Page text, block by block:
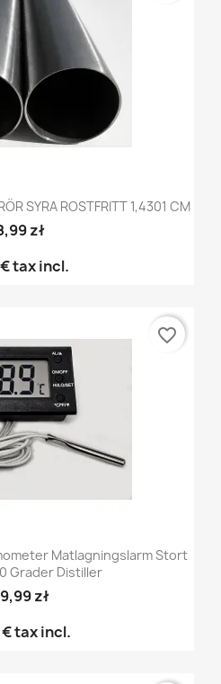
SYRA ROSTFRITT 1,4301 CM
zł
tax incl.
Matlagningslarm Stort
Grader Distiller
zł
tax incl.
favorite_border